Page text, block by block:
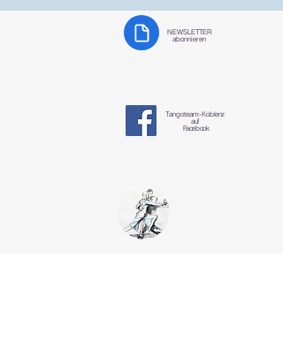
NEWSLETTER
abonnieren
Tangoteam-Koblenz
auf
Facebook